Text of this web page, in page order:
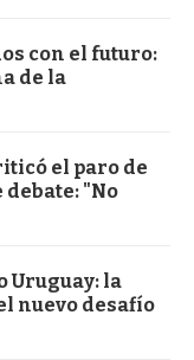
con el futuro:
de la
el paro de
"No
Uruguay: la
nuevo desafío